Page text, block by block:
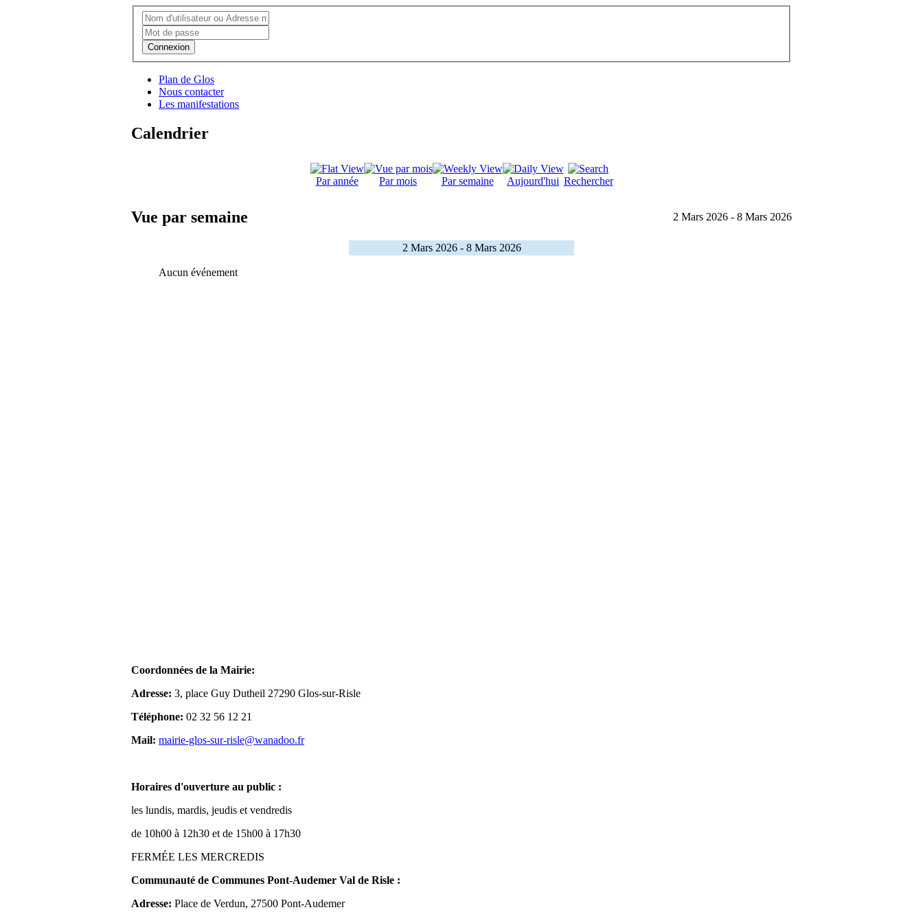
Connexion
Plan de Glos
Nous contacter
Les manifestations
Calendrier
Par année Par mois Par semaine Aujourd'hui Rechercher
Vue par semaine 2 Mars 2026 - 8 Mars 2026
2 Mars 2026 - 8 Mars 2026
Aucun événement
Coordonnées de la Mairie:
Adresse: 3, place Guy Dutheil 27290 Glos-sur-Risle
Téléphone: 02 32 56 12 21
Mail: mairie-glos-sur-risle@wanadoo.fr
Horaires d'ouverture au public :
les lundis, mardis, jeudis et vendredis
de 10h00 à 12h30 et de 15h00 à 17h30
FERMÉE LES MERCREDIS
Communauté de Communes Pont-Audemer Val de Risle :
Adresse: Place de Verdun, 27500 Pont-Audemer